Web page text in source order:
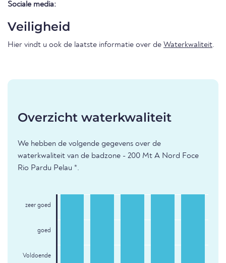
Sociale media:
Veiligheid
Hier vindt u ook de laatste informatie over de Waterkwaliteit.
Overzicht waterkwaliteit
We hebben de volgende gegevens over de
waterkwaliteit van de badzone - 200 Mt A Nord Foce
Rio Pardu Pelau *.
zeer goed
goed
Voldoende